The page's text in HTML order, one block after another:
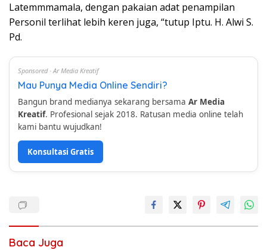
Latemmmamala, dengan pakaian adat penampilan
Personil terlihat lebih keren juga, “tutup Iptu. H. Alwi S.
Pd.
Sponsored · Ar Media Kreatif
Mau Punya Media Online Sendiri?
Bangun brand medianya sekarang bersama Ar Media
Kreatif. Profesional sejak 2018. Ratusan media online telah
kami bantu wujudkan!
Konsultasi Gratis
Baca Juga